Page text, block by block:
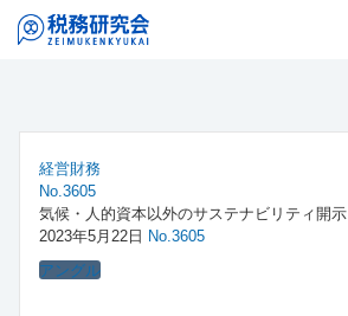
経営財務
No.3605
気候・人的資本以外のサステナビリティ開示
2023年5月22日 No.3605
アングル